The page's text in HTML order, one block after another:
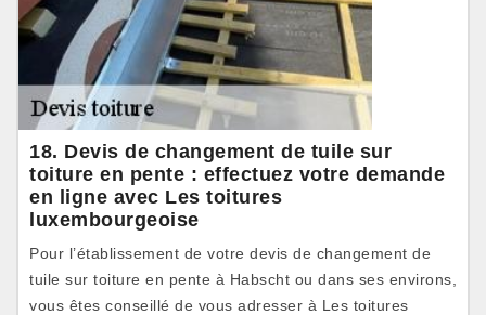
18. Devis de changement de tuile sur
toiture en pente : effectuez votre demande
en ligne avec Les toitures
luxembourgeoise
Pour l’établissement de votre devis de changement de
tuile sur toiture en pente à Habscht ou dans ses environs,
vous êtes conseillé de vous adresser à Les toitures